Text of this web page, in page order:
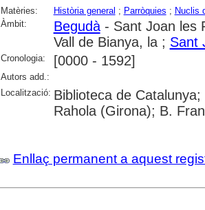
Matèries: Història general ; Parròquies ; Nuclis
Àmbit:
Begudà- Sant Joan les
Vall de Bianya, la ; Sant
Cronologia: [0000 - 1592]
Autors add.:
Localització: Biblioteca de
Rahola (Girona); B.
Enllaç permanent a aquest